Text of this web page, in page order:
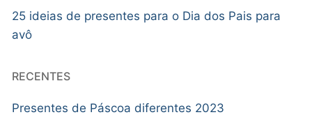
25 ideias de presentes para o Dia dos Pais para
avô
RECENTES
Presentes de Páscoa diferentes 2023